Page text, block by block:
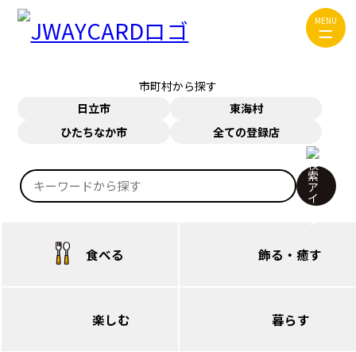
市町村から探す
日立市
東海村
ひたちなか市
全ての登録店
食べる 飾る・癒す
日立（多賀・南部）
楽しむ 暮らす
MENU
食べる 飾る・癒す
JWAYカードについて
JWAYについて